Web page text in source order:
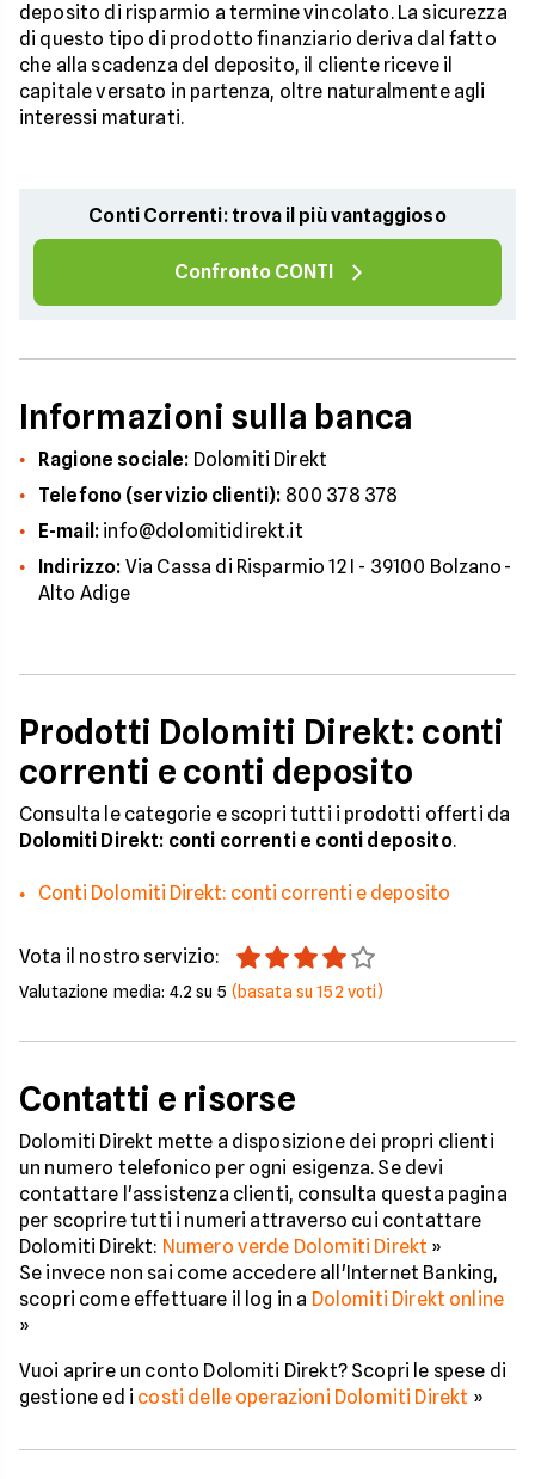
deposito di risparmio a termine vincolato. La sicurezza
di questo tipo di prodotto finanziario deriva dal fatto
che alla scadenza del deposito, il cliente riceve il
capitale versato in partenza, oltre naturalmente agli
interessi maturati.
Conti Correnti: trova il più vantaggioso
Confronto CONTI
Informazioni sulla banca
Ragione sociale: Dolomiti Direkt
Telefono (servizio clienti): 800 378 378
E-mail: info@dolomitidirekt.it
Indirizzo: Via Cassa di Risparmio 12 I - 39100 Bolzano-
Alto Adige
Prodotti Dolomiti Direkt: conti
correnti e conti deposito
Consulta le categorie e scopri tutti i prodotti offerti da
Dolomiti Direkt: conti correnti e conti deposito.
Conti Dolomiti Direkt: conti correnti e deposito
Vota il nostro servizio:
Valutazione media: 4.2 su 5 (basata su152 voti)
Contatti e risorse
Dolomiti Direkt mette a disposizione dei propri clienti
un numero telefonico per ogni esigenza. Se devi
contattare l'assistenza clienti, consulta questa pagina
per scoprire tutti i numeri attraverso cui contattare
Dolomiti Direkt: Numero verde Dolomiti Direkt »
Se invece non sai come accedere all'Internet Banking,
scopri come effettuare il log in a Dolomiti Direkt online
»
Vuoi aprire un conto Dolomiti Direkt? Scopri le spese di
gestione ed i costi delle operazioni Dolomiti Direkt »